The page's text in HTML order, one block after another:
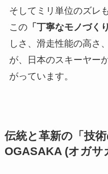
そしてミリ単位のズレ
この「丁寧なモノづくり
しさ、滑走性能の高さ
が、日本のスキーヤー
がっています。
伝統と革新の「技
OGASAKA (オガサ